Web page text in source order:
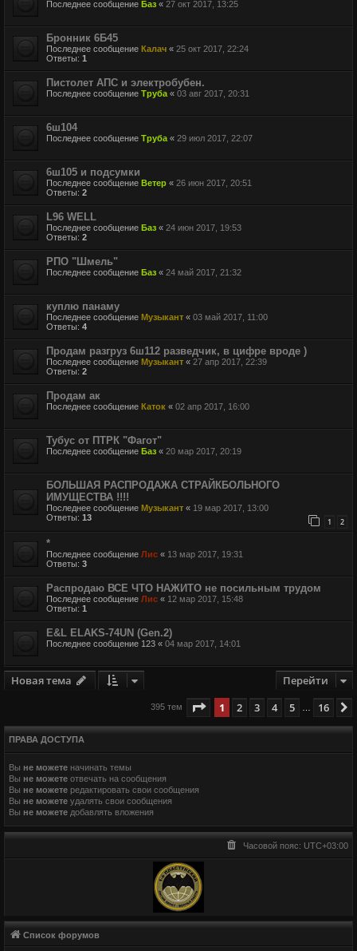
Последнее сообщение Баз « 27 окт 2017, 13:25
Бронник 6Б45
Последнее сообщение Калач « 25 окт 2017, 22:24
Ответы: 1
Пистолет АПС и электробубен.
Последнее сообщение Труба « 03 авг 2017, 20:31
6ш104
Последнее сообщение Труба « 29 июл 2017, 22:07
6ш105 и подсумки
Последнее сообщение Ветер « 26 июн 2017, 20:51
Ответы: 2
L96 WELL
Последнее сообщение Баз « 24 июн 2017, 19:53
Ответы: 2
РПО "Шмель"
Последнее сообщение Баз « 24 май 2017, 21:32
куплю панаму
Последнее сообщение Музыкант « 03 май 2017, 11:00
Ответы: 4
Продам разгруз 6ш112 разведчик, в цифре вроде )
Последнее сообщение Музыкант « 27 апр 2017, 22:39
Ответы: 2
Продам ак
Последнее сообщение Каток « 02 апр 2017, 16:00
Тубус от ПТРК "Фагот"
Последнее сообщение Баз « 20 мар 2017, 20:19
БОЛЬШАЯ РАСПРОДАЖА СТРАЙКБОЛЬНОГО
ИМУЩЕСТВА !!!!
Последнее сообщение Музыкант « 19 мар 2017, 13:00
Ответы: 13 1 2
*
Последнее сообщение Лис « 13 мар 2017, 19:31
Ответы: 3
Распродаю ВСЕ ЧТО НАЖИТО не посильным трудом
Последнее сообщение Лис « 12 мар 2017, 15:48
Ответы: 1
E&L ELAKS-74UN (Gen.2)
Последнее сообщение 123 « 04 мар 2017, 14:01
Новая тема Перейти
395 тем Страница из 16
1 2 3 4 5 16
ПРАВА ДОСТУПА
Вы не можете начинать темы
Вы не можете отвечать на сообщения
Вы не можете редактировать свои сообщения
Вы не можете удалять свои сообщения
Вы не можете добавлять вложения
Часовой пояс: UTC+03:00
Список форумов